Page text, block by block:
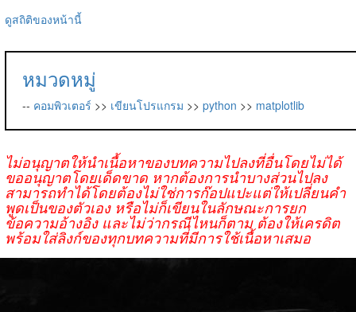
ดูสถิติของหน้านี้
หมวดหมู่
-- คอมพิวเตอร์ >> เขียนโปรแกรม >> python >> matplotlib
ไม่อนุญาตให้นำเนื้อหาของบทความไปลงที่อื่นโดยไม่ได้
ขออนุญาตโดยเด็ดขาด หากต้องการนำบางส่วนไปลง
สามารถทำได้โดยต้องไม่ใช่การก๊อปแปะแต่ให้เปลี่ยนคำ
พูดเป็นของตัวเอง หรือไม่ก็เขียนในลักษณะการยก
ข้อความอ้างอิง และไม่ว่ากรณีไหนก็ตาม ต้องให้เครดิต
พร้อมใส่ลิงก์ของทุกบทความที่มีการใช้เนื้อหาเสมอ